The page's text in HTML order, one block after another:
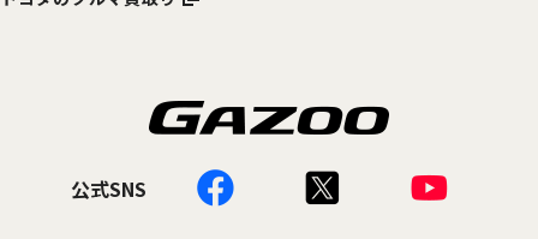
公式SNS